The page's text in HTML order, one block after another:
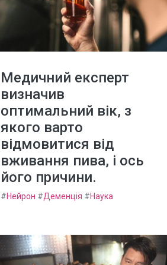
Медичний експерт
визначив
оптимальний вік, з
якого варто
відмовитися від
вживання пива, і ось
його причини.
#Нейрон #Деменція #Наука